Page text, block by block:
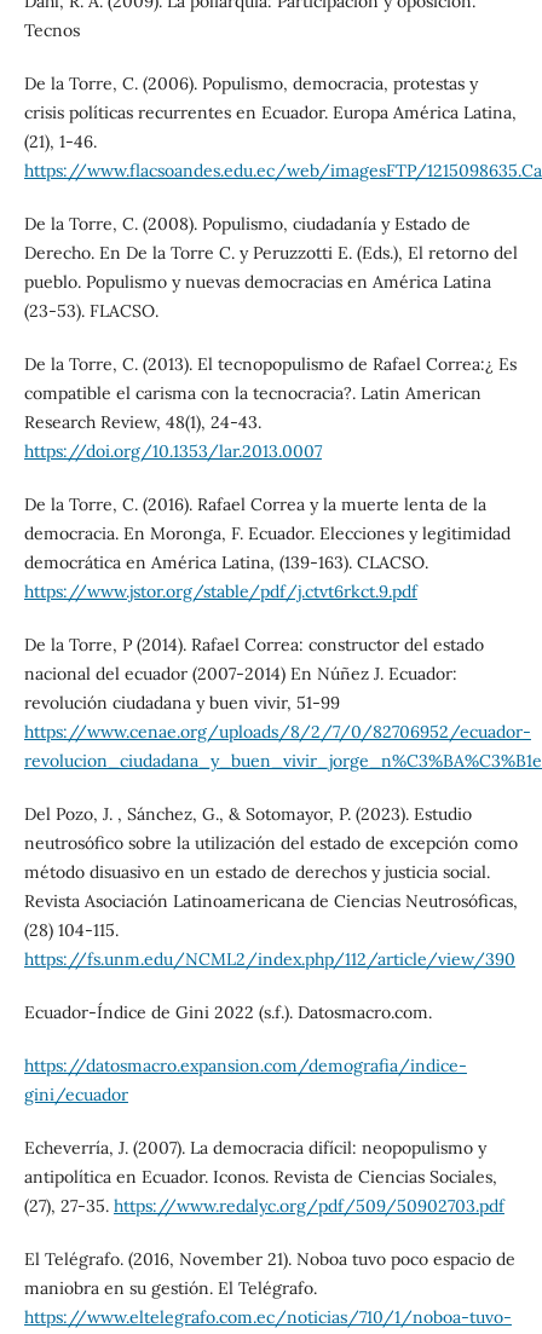
Tecnos
De la Torre, C. (2006). Populismo, democracia, protestas y
crisis políticas recurrentes en Ecuador. Europa América Latina,
(21), 1-46.
https://www.flacsoandes.edu.ec/web/imagesFTP/
De la Torre, C. (2008). Populismo, ciudadanía y Estado de
Derecho. En De la Torre C. y Peruzzotti E. (Eds.), El retorno del
pueblo. Populismo y nuevas democracias en América Latina
(23-53). FLACSO.
De la Torre, C. (2013). El tecnopopulismo de Rafael Correa:¿ Es
compatible el carisma con la tecnocracia?. Latin American
Research Review, 48(1), 24-43.
https://doi.org/10.1353/lar.2013.0007
De la Torre, C. (2016). Rafael Correa y la muerte lenta de la
democracia. En Moronga, F. Ecuador. Elecciones y legitimidad
democrática en América Latina, (139-163). CLACSO.
https://www.jstor.org/stable/pdf/j.ctvt6rkct.9.pdf
De la Torre, P (2014). Rafael Correa: constructor del estado
nacional del ecuador (2007-2014) En Núñez J. Ecuador:
revolución ciudadana y buen vivir, 51-99
https://www.cenae.org/uploads/8/2/7/0/82706952/ecuador-
Del Pozo, J. , Sánchez, G., & Sotomayor, P. (2023). Estudio
neutrosófico sobre la utilización del estado de excepción como
método disuasivo en un estado de derechos y justicia social.
Revista Asociación Latinoamericana de Ciencias Neutrosóficas,
(28) 104-115.
https://fs.unm.edu/NCML2/index.php/112/article/view/390
Ecuador-Índice de Gini 2022 (s.f.). Datosmacro.com.
https://datosmacro.expansion.com/demografia/indice-
gini/ecuador
Echeverría, J. (2007). La democracia difícil: neopopulismo y
antipolítica en Ecuador. Iconos. Revista de Ciencias Sociales,
(27), 27-35. https://www.redalyc.org/pdf/509/50902703.pdf
El Telégrafo. (2016, November 21). Noboa tuvo poco espacio de
maniobra en su gestión. El Telégrafo.
https://www.eltelegrafo.com.ec/noticias/710/1/noboa-tuvo-